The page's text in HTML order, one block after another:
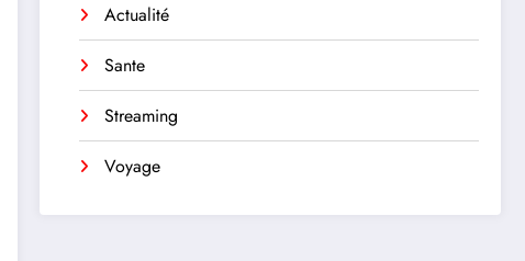
Actualité
Sante
Streaming
Voyage